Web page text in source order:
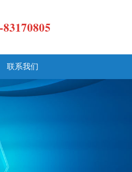
联系我们